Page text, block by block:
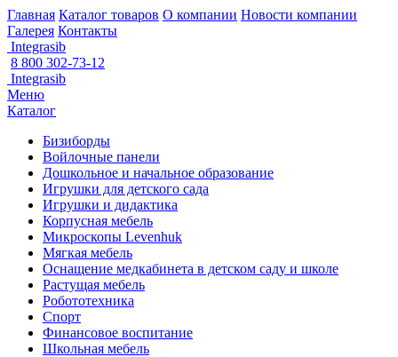
Главная Каталог товаров О компании Новости компании
Галерея Контакты
Integrasib
8 800 302-73-12
Integrasib
Меню
Каталог
Бизиборды
Войлочные панели
Дошкольное и начальное образование
Игрушки для детского сада
Игрушки и дидактика
Корпусная мебель
Микроскопы Levenhuk
Мягкая мебель
Оснащение медкабинета в детском саду и школе
Растущая мебель
Робототехника
Спорт
Финансовое воспитание
Школьная мебель